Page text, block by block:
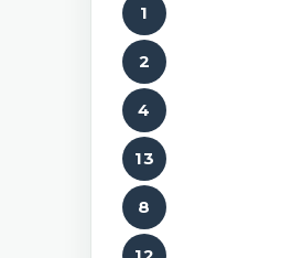
1
2
4
13
8